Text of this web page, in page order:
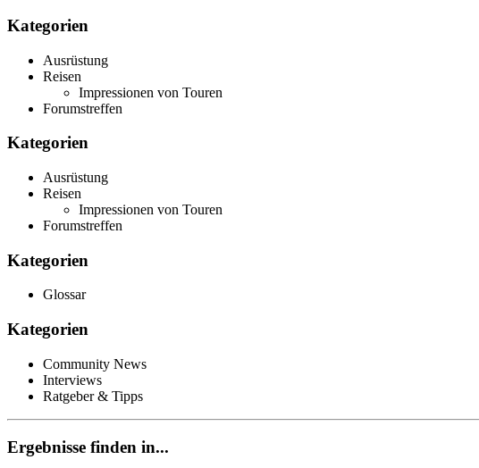
Kategorien
Ausrüstung
Reisen
Impressionen von Touren
Forumstreffen
Kategorien
Ausrüstung
Reisen
Impressionen von Touren
Forumstreffen
Kategorien
Glossar
Kategorien
Community News
Interviews
Ratgeber & Tipps
Ergebnisse finden in...